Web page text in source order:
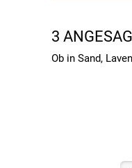
3
Ob in Sand,